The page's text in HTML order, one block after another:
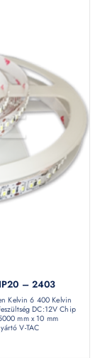
– 2403
Kelvin 6 400 Kelvin
DC:12V Chip
mm x 10 mm
V-TAC